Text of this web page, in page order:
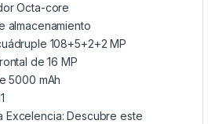
Octa-core
almacenamiento
108+5+2+2 MP
de 16 MP
5000 mAh
Excelencia: Descubre este